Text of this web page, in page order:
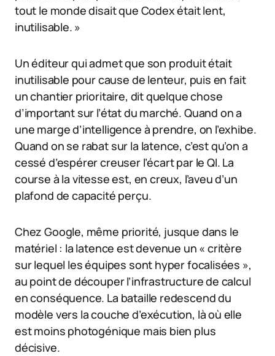
tout le monde disait que Codex était lent,
inutilisable. »
Un éditeur qui admet que son produit était
inutilisable pour cause de lenteur, puis en fait
un chantier prioritaire, dit quelque chose
d’important sur l’état du marché. Quand on a
une marge d’intelligence à prendre, on l’exhibe.
Quand on se rabat sur la latence, c’est qu’on a
cessé d’espérer creuser l’écart par le QI. La
course à la vitesse est, en creux, l’aveu d’un
plafond de capacité perçu.
Chez Google, même priorité, jusque dans le
matériel : la latence est devenue un « critère
sur lequel les équipes sont hyper focalisées »,
au point de découper l’infrastructure de calcul
en conséquence. La bataille redescend du
modèle vers la couche d’exécution, là où elle
est moins photogénique mais bien plus
décisive.